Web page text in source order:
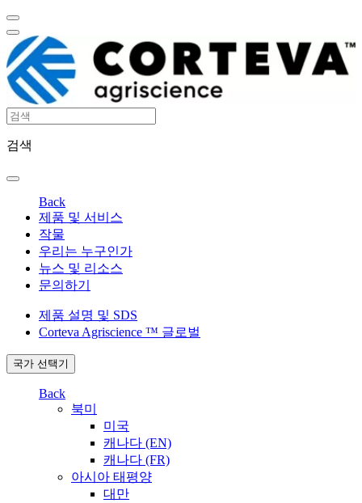
검색
Back
제품 및 서비스
작물
우리는 누구인가
뉴스 및 리소스
문의하기
제품 설명 및 SDS
Corteva Agriscience ™ 글로벌
국가 선택기
Back
북미
미국
캐나다 (EN)
캐나다 (FR)
아시아 태평양
대만